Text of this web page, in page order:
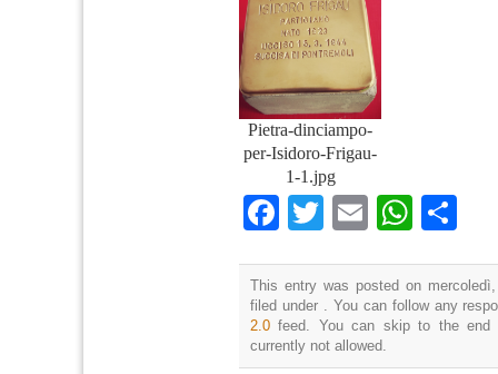
Pietra-dinciampo-
per-Isidoro-Frigau-
1-1.jpg
Facebook
TwitterEmail
This entry was posted on
filed under . You can follow any
2.0 feed. You can skip to the end
currently not allowed.